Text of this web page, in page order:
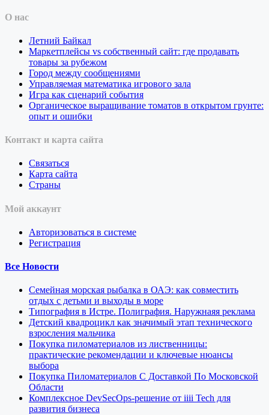
О нас
Летний Байкал
Маркетплейсы vs собственный сайт: где продавать
товары за рубежом
Город между сообщениями
Управляемая математика игрового зала
Игра как сценарий события
Органическое выращивание томатов в открытом грунте:
опыт и ошибки
Контакт и карта сайта
Связаться
Карта сайта
Страны
Мой аккаунт
Авторизоваться в системе
Регистрация
Все Новости
Семейная морская рыбалка в ОАЭ: как совместить
отдых с детьми и выходы в море
Типография в Истре. Полиграфия. Наружнаяя реклама
Детский квадроцикл как значимый этап технического
взросления мальчика
Покупка пиломатериалов из лиственницы:
практические рекомендации и ключевые нюансы
выбора
Покупка Пиломатериалов С Доставкой По Московской
Области
Комплексное DevSecOps-решение от iiii Tech для
развития бизнеса